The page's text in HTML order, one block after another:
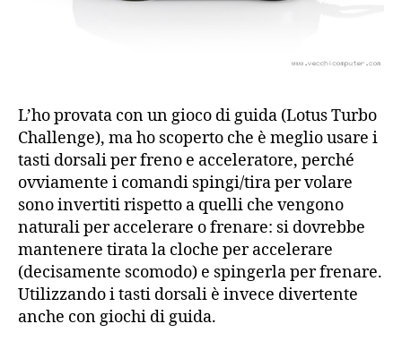
L’ho provata con un gioco di guida (Lotus Turbo
Challenge), ma ho scoperto che è meglio usare i
tasti dorsali per freno e acceleratore, perché
ovviamente i comandi spingi/tira per volare
sono invertiti rispetto a quelli che vengono
naturali per accelerare o frenare: si dovrebbe
mantenere tirata la cloche per accelerare
(decisamente scomodo) e spingerla per frenare.
Utilizzando i tasti dorsali è invece divertente
anche con giochi di guida.